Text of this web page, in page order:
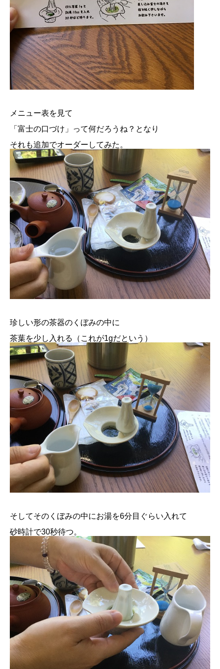
メニュー表を見て
「富士の口づけ」って何だろうね？となり
それも追加でオーダーしてみた。
珍しい形の茶器のくぼみの中に
茶葉を少し入れる（これが1gだという）
そしてそのくぼみの中にお湯を6分目ぐらい入れて
砂時計で30秒待つ。